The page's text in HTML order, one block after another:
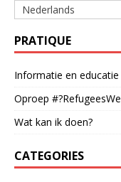
Nederlands
PRATIQUE
Informatie en educatie
Oproep
Wat kan ik doen?
CATEGORIES